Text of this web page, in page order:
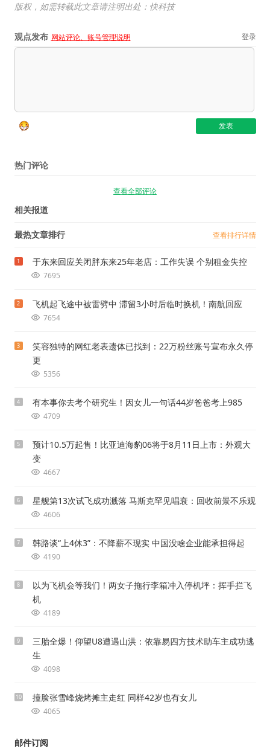
版权，如需转载此文章请注明出处：快科技
观点发布 网站评论、账号管理说明 登录
热门评论
查看全部评论
相关报道
最热文章排行 查看排行详情
1 于东来回应关闭胖东来25年老店：工作失误 个别租金失控
7695
2 飞机起飞途中被雷劈中 滞留3小时后临时换机！南航回应
7654
3
笑容独特的网红老表遗体已找到：22万粉丝账号宣布永久停
更
5356
4 有本事你去考个研究生！因女儿一句话44岁爸爸考上985
4709
5
预计10.5万起售！比亚迪海豹06将于8月11日上市：外观大
变
4667
6 星舰第13次试飞成功溅落 马斯克罕见唱衰：回收前景不乐观
4606
7 韩路谈“上4休3”：不降薪不现实 中国没啥企业能承担得起
4190
8
以为飞机会等我们！两女子拖行李箱冲入停机坪：挥手拦飞
机
4189
9
三胎全爆！仰望U8遭遇山洪：依靠易四方技术助车主成功逃
生
4098
10 撞脸张雪峰烧烤摊主走红 同样42岁也有女儿
4065
邮件订阅